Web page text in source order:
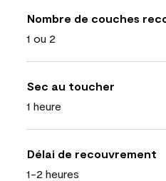
Nombre de couches
1 ou 2
Sec au toucher
1 heure
Délai de recouvrement
1-2 heures